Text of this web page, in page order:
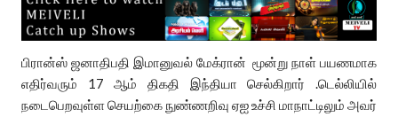
பிரான்ஸ் ஜனாதிபதி இமானுவல் மேக்ரான் மூன்று நாள் பயணமாக
எதிர்வரும் 17 ஆம் திகதி இந்தியா செல்கிறார் .டெல்லியில்
நடைபெறவுள்ள செயற்கை நுண்ணறிவு ஏஐ உச்சி மாநாட்டிலும் அவர்